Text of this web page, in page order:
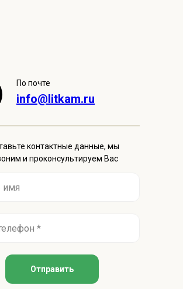
По почте
info@litkam.ru
Отправить
контактные данные, мы
и проконсультируем Вас